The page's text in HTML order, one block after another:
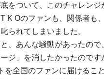
をついて、このチャレンジ
K Oのファンも、関係者も
られてしまいました。
、あんな騒動があったので
ジ」を消したかったのです
を全国のファンに届けるこ